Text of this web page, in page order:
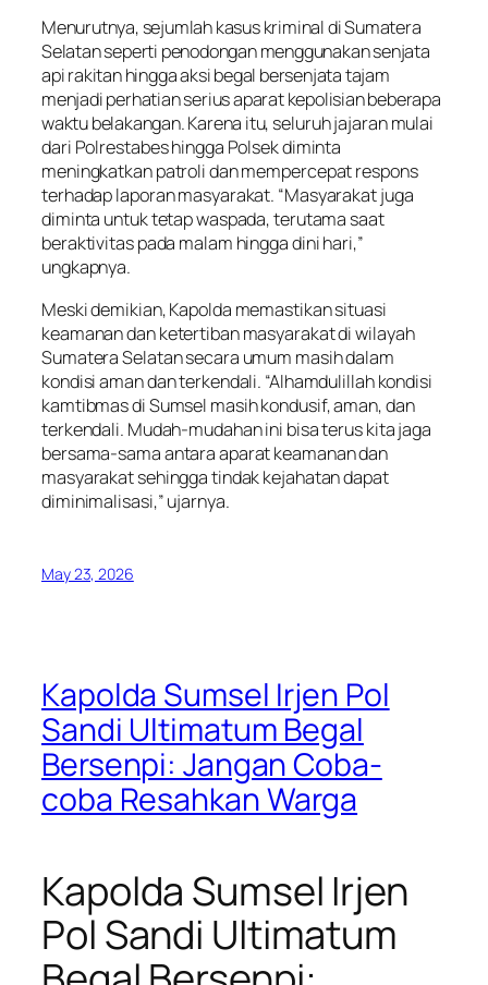
Menurutnya, sejumlah kasus kriminal di Sumatera
Selatan seperti penodongan menggunakan senjata
api rakitan hingga aksi begal bersenjata tajam
menjadi perhatian serius aparat kepolisian beberapa
waktu belakangan. Karena itu, seluruh jajaran mulai
dari Polrestabes hingga Polsek diminta
meningkatkan patroli dan mempercepat respons
terhadap laporan masyarakat. “Masyarakat juga
diminta untuk tetap waspada, terutama saat
beraktivitas pada malam hingga dini hari,”
ungkapnya.
Meski demikian, Kapolda memastikan situasi
keamanan dan ketertiban masyarakat di wilayah
Sumatera Selatan secara umum masih dalam
kondisi aman dan terkendali. “Alhamdulillah kondisi
kamtibmas di Sumsel masih kondusif, aman, dan
terkendali. Mudah-mudahan ini bisa terus kita jaga
bersama-sama antara aparat keamanan dan
masyarakat sehingga tindak kejahatan dapat
diminimalisasi,” ujarnya.
May 23, 2026
Kapolda Sumsel Irjen Pol
Sandi Ultimatum Begal
Bersenpi: Jangan Coba-
coba Resahkan Warga
Kapolda Sumsel Irjen
Pol Sandi Ultimatum